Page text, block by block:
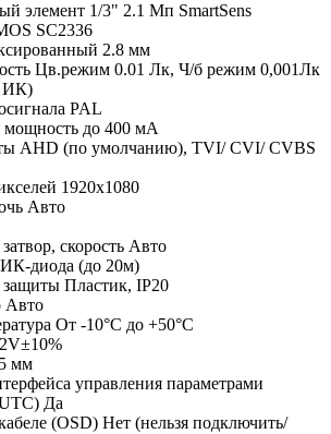
элемент 1/3" 2.1 Мп SmartSens
SC2336
2.8 мм
Цв.режим 0.01 Лк, Ч/б режим 0,001Лк
ИК)
PAL
мощность до 400 мА
AHD (по умолчанию), TVI/ CVI/ CVBS
1920x1080
Авто
скорость Авто
диода (до 20м)
защиты Пластик, IP20
Авто
От -10°С до +50°С
мм
управления параметрами
Да
(OSD) Нет (нельзя подключить/